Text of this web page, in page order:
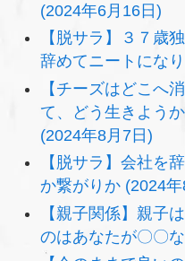
(2024年6月16日)
【脱サラ】３７歳
辞めてニートにな
【チーズはどこへ
て、どう生きよう
(2024年8月7日)
【脱サラ】会社を
か繋がりか (2024
【親子関係】親子
のはあなたが〇〇